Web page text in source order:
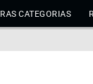
CATEGORIAS